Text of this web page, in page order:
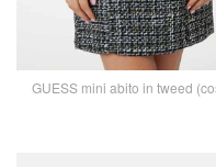
GUESS mini abito in tweed